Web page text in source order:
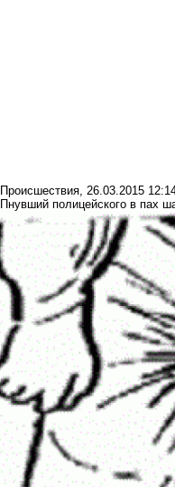
Происшествия, 26.03.2015
Пнувший полицейского в пах